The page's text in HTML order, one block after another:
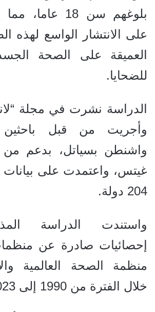
بلوغهم سن 18
على الانتشار الواسع لهذه
العميقة على الصحة
للضحايا.
الدراسة نشرت في مجلة
وأجريت من قبل
واشنطن بسياتل، بدعم
غيتس، واعتمدت على
204 دولة.
واستندت الدراسة
إحصائيات صادرة عن
منظمة الصحة العالمية
خلال الفترة من 1990 إلى 2023.